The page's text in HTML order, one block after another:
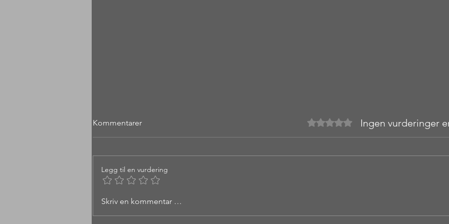
Molnesfjellet 122 moh - Giske
Kommentarer Gitt 0 av 5 stjerner.Ingen vurderinger
Legg til en vurdering
Skriv en kommentar …